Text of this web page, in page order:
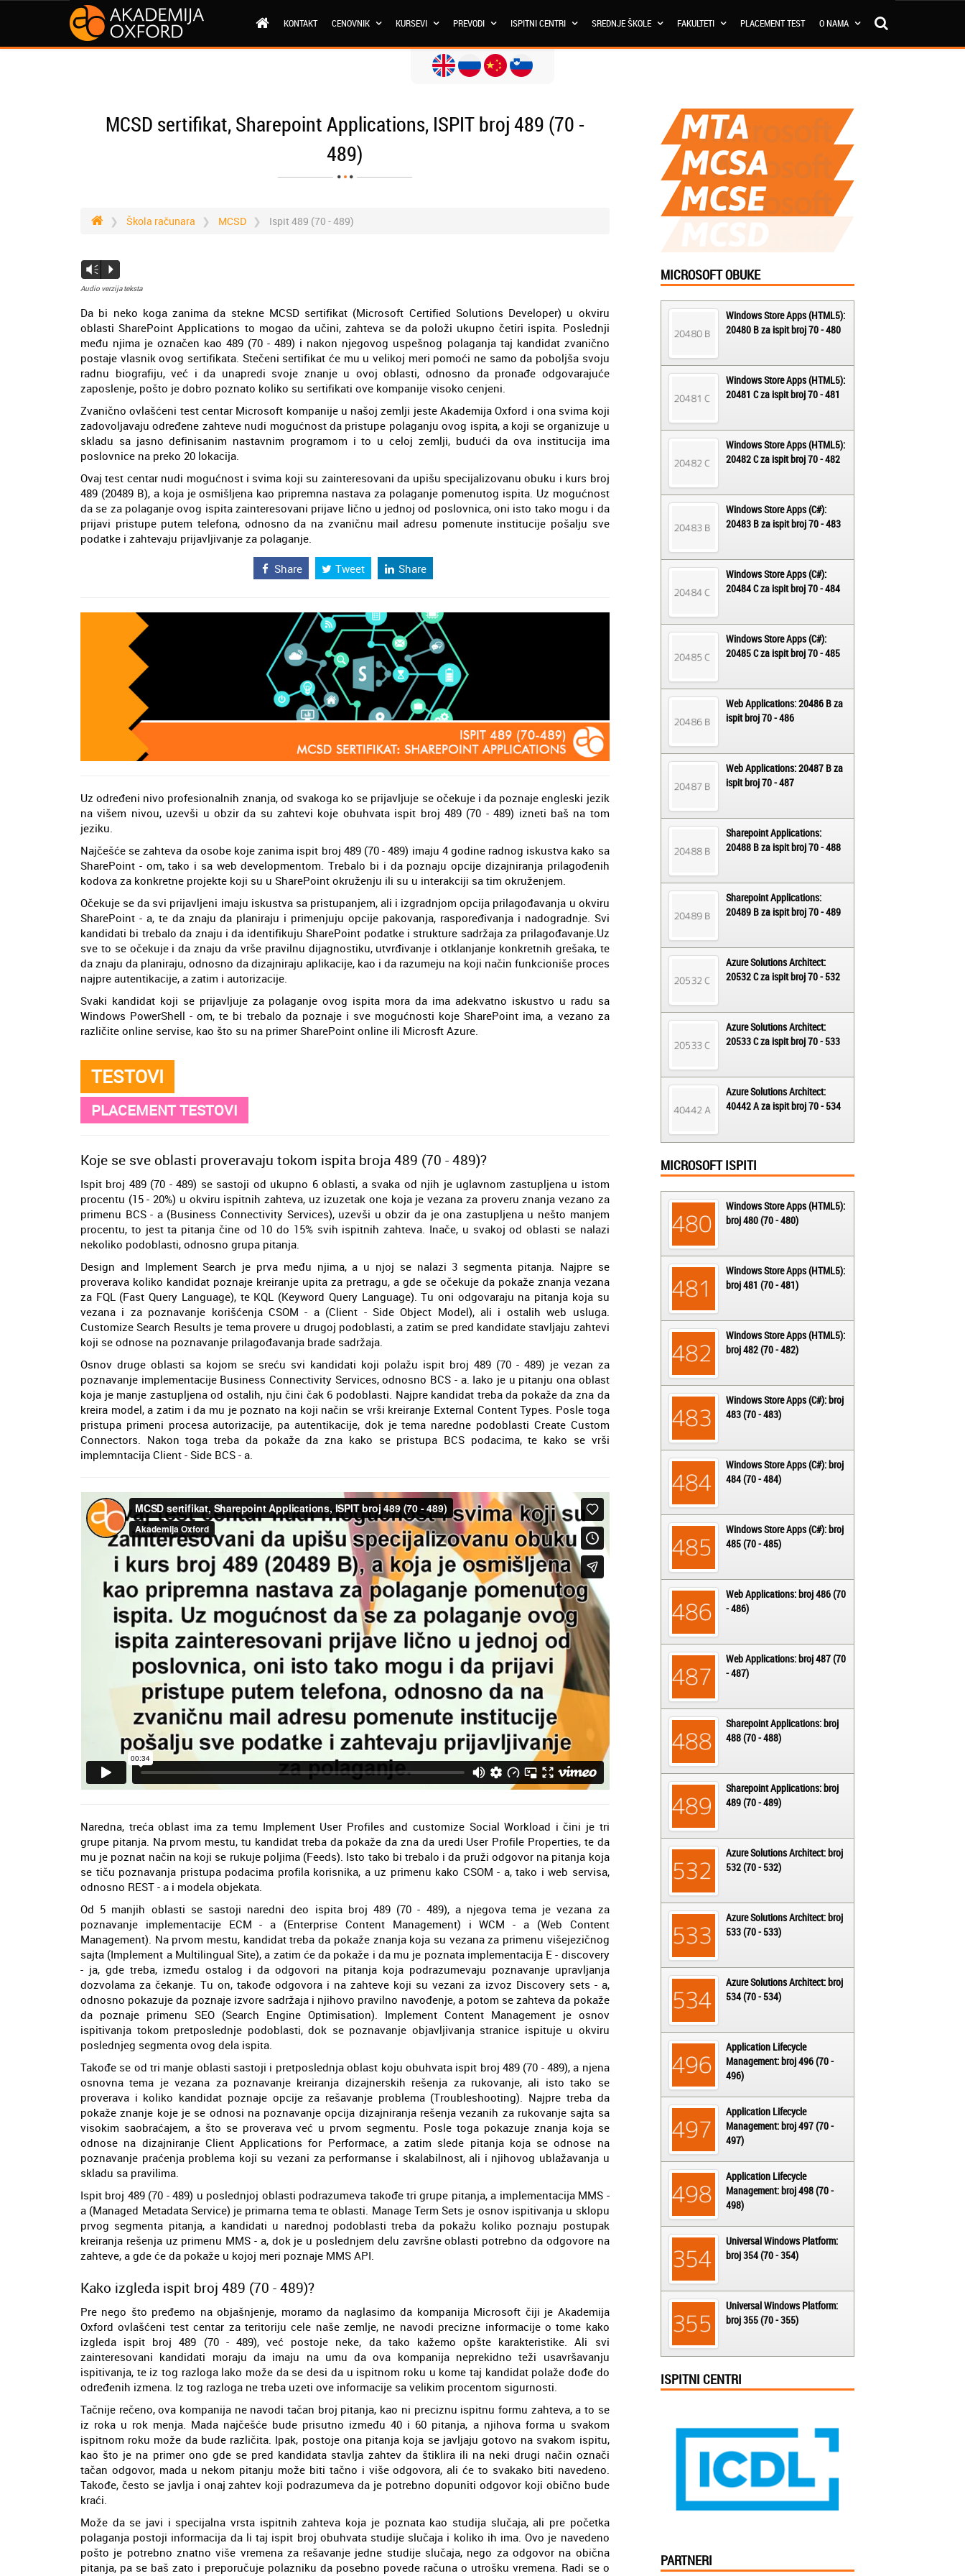
KONTAKT CENOVNIK KURSEVI PREVODI ISPITNI CENTRI SREDNJE ŠKOLE FAKULTETI PLACEMENT TEST O NAMA
MCSD sertifikat, Sharepoint Applications, ISPIT broj 489 (70 -
489)
Škola računara MCSD Ispit 489 (70 - 489)
Vm
P
Audio verzija teksta
Da bi neko koga zanima da stekne MCSD sertifikat (Microsoft Certified Solutions Developer) u okviru
oblasti SharePoint Applications to mogao da učini, zahteva se da položi ukupno četiri ispita. Poslednji
među njima je označen kao 489 (70 - 489) i nakon njegovog uspešnog polaganja taj kandidat zvanično
postaje vlasnik ovog sertifikata. Stečeni sertifikat će mu u velikoj meri pomoći ne samo da poboljša svoju
radnu biografiju, već i da unapredi svoje znanje u ovoj oblasti, odnosno da pronađe odgovarajuće
zaposlenje, pošto je dobro poznato koliko su sertifikati ove kompanije visoko cenjeni.
Zvanično ovlašćeni test centar Microsoft kompanije u našoj zemlji jeste Akademija Oxford i ona svima koji
zadovoljavaju određene zahteve nudi mogućnost da pristupe polaganju ovog ispita, a koji se organizuje u
skladu sa jasno definisanim nastavnim programom i to u celoj zemlji, budući da ova institucija ima
poslovnice na preko 20 lokacija.
Ovaj test centar nudi mogućnost i svima koji su zainteresovani da upišu specijalizovanu obuku i kurs broj
489 (20489 B), a koja je osmišljena kao pripremna nastava za polaganje pomenutog ispita. Uz mogućnost
da se za polaganje ovog ispita zainteresovani prijave lično u jednoj od poslovnica, oni isto tako mogu i da
prijavi pristupe putem telefona, odnosno da na zvaničnu mail adresu pomenute institucije pošalju sve
podatke i zahtevaju prijavljivanje za polaganje.
Share Tweet Share
Uz određeni nivo profesionalnih znanja, od svakoga ko se prijavljuje se očekuje i da poznaje engleski jezik
na višem nivou, uzevši u obzir da su zahtevi koje obuhvata ispit broj 489 (70 - 489) izneti baš na tom
jeziku.
Najčešće se zahteva da osobe koje zanima ispit broj 489 (70 - 489) imaju 4 godine radnog iskustva kako sa
SharePoint - om, tako i sa web developmentom. Trebalo bi i da poznaju opcije dizajniranja prilagođenih
kodova za konkretne projekte koji su u SharePoint okruženju ili su u interakciji sa tim okruženjem.
Očekuje se da svi prijavljeni imaju iskustva sa pristupanjem, ali i izgradnjom opcija prilagođavanja u okviru
SharePoint - a, te da znaju da planiraju i primenjuju opcije pakovanja, raspoređivanja i nadogradnje. Svi
kandidati bi trebalo da znaju i da identifikuju SharePoint podatke i strukture sadržaja za prilagođavanje.Uz
sve to se očekuje i da znaju da vrše pravilnu dijagnostiku, utvrđivanje i otklanjanje konkretnih grešaka, te
da znaju da planiraju, odnosno da dizajniraju aplikacije, kao i da razumeju na koji način funkcioniše proces
najpre autentikacije, a zatim i autorizacije.
Svaki kandidat koji se prijavljuje za polaganje ovog ispita mora da ima adekvatno iskustvo u radu sa
Windows PowerShell - om, te bi trebalo da poznaje i sve mogućnosti koje SharePoint ima, a vezano za
različite online servise, kao što su na primer SharePoint online ili Microsft Azure.
TESTOVI
PLACEMENT TESTOVI
Koje se sve oblasti proveravaju tokom ispita broja 489 (70 - 489)?
Ispit broj 489 (70 - 489) se sastoji od ukupno 6 oblasti, a svaka od njih je uglavnom zastupljena u istom
procentu (15 - 20%) u okviru ispitnih zahteva, uz izuzetak one koja je vezana za proveru znanja vezano za
primenu BCS - a (Business Connectivity Services), uzevši u obzir da je ona zastupljena u nešto manjem
procentu, to jest ta pitanja čine od 10 do 15% svih ispitnih zahteva. Inače, u svakoj od oblasti se nalazi
nekoliko podoblasti, odnosno grupa pitanja.
Design and Implement Search je prva među njima, a u njoj se nalazi 3 segmenta pitanja. Najpre se
proverava koliko kandidat poznaje kreiranje upita za pretragu, a gde se očekuje da pokaže znanja vezana
za FQL (Fast Query Language), te KQL (Keyword Query Language). Tu oni odgovaraju na pitanja koja su
vezana i za poznavanje korišćenja CSOM - a (Client - Side Object Model), ali i ostalih web usluga.
Customize Search Results je tema provere u drugoj podoblasti, a zatim se pred kandidate stavljaju zahtevi
koji se odnose na poznavanje prilagođavanja brade sadržaja.
Osnov druge oblasti sa kojom se sreću svi kandidati koji polažu ispit broj 489 (70 - 489) je vezan za
poznavanje implementacije Business Connectivity Services, odnosno BCS - a. Iako je u pitanju ona oblast
koja je manje zastupljena od ostalih, nju čini čak 6 podoblasti. Najpre kandidat treba da pokaže da zna da
kreira model, a zatim i da mu je poznato na koji način se vrši kreiranje External Content Types. Posle toga
pristupa primeni procesa autorizacije, pa autentikacije, dok je tema naredne podoblasti Create Custom
Connectors. Nakon toga treba da pokaže da zna kako se pristupa BCS podacima, te kako se vrši
implemntacija Client - Side BCS - a.
Naredna, treća oblast ima za temu Implement User Profiles and customize Social Workload i čini je tri
grupe pitanja. Na prvom mestu, tu kandidat treba da pokaže da zna da uredi User Profile Properties, te da
mu je poznat način na koji se rukuje poljima (Feeds). Isto tako bi trebalo i da pruži odgovor na pitanja koja
se tiču poznavanja pristupa podacima profila korisnika, a uz primenu kako CSOM - a, tako i web servisa,
odnosno REST - a i modela objekata.
Od 5 manjih oblasti se sastoji naredni deo ispita broj 489 (70 - 489), a njegova tema je vezana za
poznavanje implementacije ECM - a (Enterprise Content Management) i WCM - a (Web Content
Management). Na prvom mestu, kandidat treba da pokaže znanja koja su vezana za primenu višejezičnog
sajta (Implement a Multilingual Site), a zatim će da pokaže i da mu je poznata implementacija E - discovery
- ja, gde treba, između ostalog i da odgovori na pitanja koja podrazumevaju poznavanje upravljanja
dozvolama za čekanje. Tu on, takođe odgovora i na zahteve koji su vezani za izvoz Discovery sets - a,
odnosno pokazuje da poznaje izvore sadržaja i njihovo pravilno navođenje, a potom se zahteva da pokaže
da poznaje primenu SEO (Search Engine Optimisation). Implement Content Management je osnov
ispitivanja tokom pretposlednje podoblasti, dok se poznavanje objavljivanja stranice ispituje u okviru
poslednjeg segmenta ovog dela ispita.
Takođe se od tri manje oblasti sastoji i pretposlednja oblast koju obuhvata ispit broj 489 (70 - 489), a njena
osnovna tema je vezana za poznavanje kreiranja dizajnerskih rešenja za rukovanje, ali isto tako se
proverava i koliko kandidat poznaje opcije za rešavanje problema (Troubleshooting). Najpre treba da
pokaže znanje koje je se odnosi na poznavanje opcija dizajniranja rešenja vezanih za rukovanje sajta sa
visokim saobraćajem, a što se proverava već u prvom segmentu. Posle toga pokazuje znanja koja se
odnose na dizajniranje Client Applications for Performace, a zatim slede pitanja koja se odnose na
poznavanje praćenja problema koji su vezani za performanse i skalabilnost, ali i njihovog ublažavanja u
skladu sa pravilima.
Ispit broj 489 (70 - 489) u poslednjoj oblasti podrazumeva takođe tri grupe pitanja, a implementacija MMS -
a (Managed Metadata Service) je primarna tema te oblasti. Manage Term Sets je osnov ispitivanja u sklopu
prvog segmenta pitanja, a kandidati u narednoj podoblasti treba da pokažu koliko poznaju postupak
kreiranja rešenja uz primenu MMS - a, dok je u poslednjem delu završne oblasti potrebno da odgovore na
zahteve, a gde će da pokaže u kojoj meri poznaje MMS API.
Kako izgleda ispit broj 489 (70 - 489)?
Pre nego što pređemo na objašnjenje, moramo da naglasimo da kompanija Microsoft čiji je Akademija
Oxford ovlašćeni test centar za teritoriju cele naše zemlje, ne navodi precizne informacije o tome kako
izgleda ispit broj 489 (70 - 489), već postoje neke, da tako kažemo opšte karakteristike. Ali svi
zainteresovani kandidati moraju da imaju na umu da ova kompanija neprekidno teži usavršavanju
ispitivanja, te iz tog razloga lako može da se desi da u ispitnom roku u kome taj kandidat polaže dođe do
određenih izmena. Iz tog razloga ne treba uzeti ove informacije sa velikim procentom sigurnosti.
Tačnije rečeno, ova kompanija ne navodi tačan broj pitanja, kao ni preciznu ispitnu formu zahteva, a to se
iz roka u rok menja. Mada najčešće bude prisutno između 40 i 60 pitanja, a njihova forma u svakom
ispitnom roku može da bude različita. Ipak, postoje ona pitanja koja se javljaju gotovo na svakom ispitu,
kao što je na primer ono gde se pred kandidata stavlja zahtev da štiklira ili na neki drugi način označi
tačan odgovor, mada u nekom pitanju može biti tačno i više odgovora, ali će to svakako biti navedeno.
Takođe, često se javlja i onaj zahtev koji podrazumeva da je potrebno dopuniti odgovor koji obično bude
kraći.
Može da se javi i specijalna vrsta ispitnih zahteva koja je poznata kao studija slučaja, ali pre početka
polaganja postoji informacija da li taj ispit broj obuhvata studije slučaja i koliko ih ima. Ovo je navedeno
pošto je potrebno znatno više vremena za rešavanje jedne studije slučaja, nego za odgovor na obična
pitanja, pa se baš zato i preporučuje polazniku da posebno povede računa o utrošku vremena. Radi se o
MICROSOFT OBUKE
Windows Store Apps (HTML5):
20480 B za ispit broj 70 - 480
Windows Store Apps (HTML5):
20481 C za ispit broj 70 - 481
Windows Store Apps (HTML5):
20482 C za ispit broj 70 - 482
Windows Store Apps (C#):
20483 B za ispit broj 70 - 483
Windows Store Apps (C#):
20484 C za ispit broj 70 - 484
Windows Store Apps (C#):
20485 C za ispit broj 70 - 485
Web Applications: 20486 B za
ispit broj 70 - 486
Web Applications: 20487 B za
ispit broj 70 - 487
Sharepoint Applications:
20488 B za ispit broj 70 - 488
Sharepoint Applications:
20489 B za ispit broj 70 - 489
Azure Solutions Architect:
20532 C za ispit broj 70 - 532
Azure Solutions Architect:
20533 C za ispit broj 70 - 533
Azure Solutions Architect:
40442 A za ispit broj 70 - 534
MICROSOFT ISPITI
Windows Store Apps (HTML5):
broj 480 (70 - 480)
Windows Store Apps (HTML5):
broj 481 (70 - 481)
Windows Store Apps (HTML5):
broj 482 (70 - 482)
Windows Store Apps (C#): broj
483 (70 - 483)
Windows Store Apps (C#): broj
484 (70 - 484)
Windows Store Apps (C#): broj
485 (70 - 485)
Web Applications: broj 486 (70
- 486)
Web Applications: broj 487 (70
- 487)
Sharepoint Applications: broj
488 (70 - 488)
Sharepoint Applications: broj
489 (70 - 489)
Azure Solutions Architect: broj
532 (70 - 532)
Azure Solutions Architect: broj
533 (70 - 533)
Azure Solutions Architect: broj
534 (70 - 534)
Application Lifecycle
Management: broj 496 (70 -
496)
Application Lifecycle
Management: broj 497 (70 -
497)
Application Lifecycle
Management: broj 498 (70 -
498)
Universal Windows Platform:
broj 354 (70 - 354)
Universal Windows Platform:
broj 355 (70 - 355)
ISPITNI CENTRI
PARTNERI